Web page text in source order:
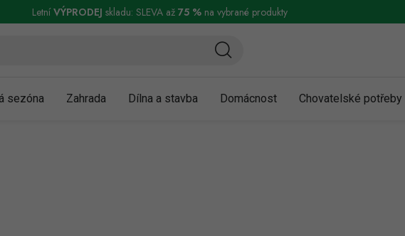
a reklamace Podmínky ochrany osobních údajů Obchodní podmínky pro podnikatele
LetníVÝPRODEJ skladu: SLEVA až 75 %na vybrané produkty
sezóna Zahrada Dílna a stavba Domácnost Chovatelské potřeby